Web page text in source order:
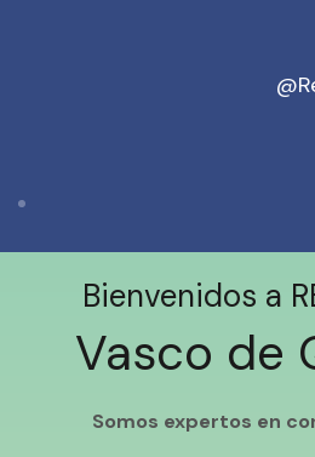
Bienvenidos a
Vasco de
Somos expertos en